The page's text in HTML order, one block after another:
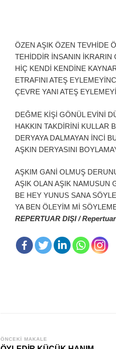
ÖZEN AŞIK ÖZEN TEVHİDE
TEHİDDİR İNSANIN İKRARIN
HİÇ KENDİ KENDİNE
ETRAFINI ATEŞ
ÇEVRE YANI ATEŞ
DEĞME KİŞİ GÖNÜL EVİNİ
HAKKIN TAKDİRİNİ KULLAR
DERYAYA DALMAYAN İNCİ
AŞKIN DERYASINI
AŞKIM GANİ OLMUŞ
AŞIK OLAN AŞIK NAMUSUN
BE HEY YUNUS SANA
YA BEN ÖLEYİM Mİ
REPERTUAR DIŞI /
Yazı
ÖNCEKI MAKALE